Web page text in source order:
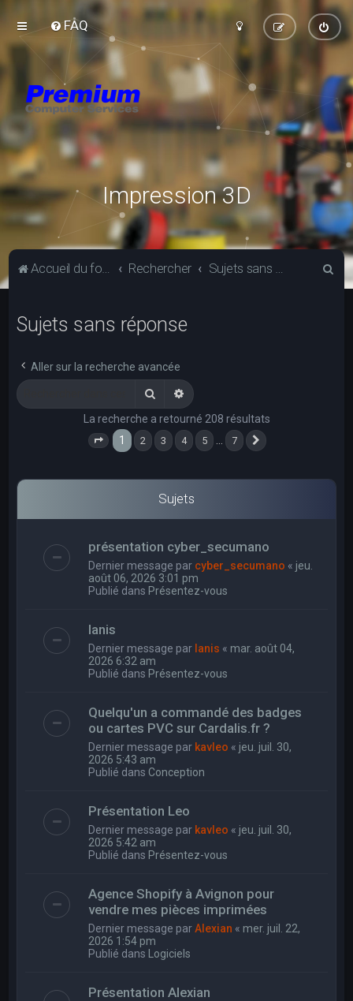
FAQ
Impression 3D
Accueil du forum Rechercher Sujets sans réponse
Sujets sans réponse
Aller sur la recherche avancée
RechercherRecherche avancée
La recherche a retourné 208 résultats
Page 1 sur
1 2 3 4 5 7
Sujets
présentation cyber_secumano
Dernier message par cyber_secumano « jeu.
août 06, 2026 3:01 pm
Publié dans Présentez-vous
Ianis
Dernier message par Ianis « mar. août 04,
2026 6:32 am
Publié dans Présentez-vous
Quelqu'un a commandé des badges
ou cartes PVC sur Cardalis.fr ?
Dernier message par kavleo « jeu. juil. 30,
2026 5:43 am
Publié dans Conception
Présentation Leo
Dernier message par kavleo « jeu. juil. 30,
2026 5:42 am
Publié dans Présentez-vous
Agence Shopify à Avignon pour
vendre mes pièces imprimées
Dernier message parAlexian « mer. juil. 22,
2026 1:54 pm
Publié dans Logiciels
Présentation Alexian